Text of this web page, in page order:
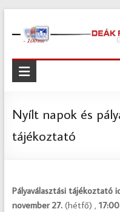
Kispesti
Ferenc
Gimnázium
Ferenc
Gimnázium
Nyílt napok és
tájékoztató
Pályaválasztási tájékoztató
november 27.(hétfő) , 17:00